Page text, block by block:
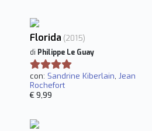
Florida (2015)
di Philippe Le Guay
con: Sandrine Kiberlain, Jean
Rochefort
€ 9,99